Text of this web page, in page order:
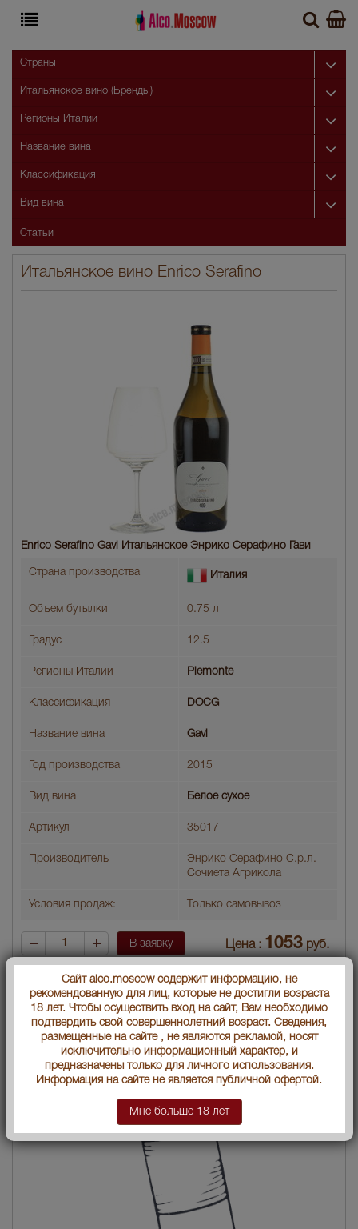
Итальянское вино Enrico Serafino
Enrico Serafino Gavi Итальянское Энрико Серафино Гави
Страна производства Италия
Объем бутылки 0.75 л
Градус 12.5
Регионы Италии Piemonte
Классификация DOCG
Название вина Gavi
Год производства 2015
Вид вина Белое сухое
Артикул 35017
Производитель
Энрико Серафино С.р.л. -
Сочиета Агрикола
Условия продаж: Только самовывоз
В заявку Цена : 1053 руб.
Страны
Итальянское вино (Бренды)
Регионы Италии
Название вина
Классификация
Вид вина
Статьи
Сайт alco.moscow содержит информацию, не
рекомендованную для лиц, которые не достигли возраста
18 лет. Чтобы осуществить вход на сайт, Вам необходимо
подтвердить свой совершеннолетний возраст. Сведения,
размещенные на сайте , не являются рекламой, носят
исключительно информационный характер, и
предназначены только для личного использования.
Информация на сайте не является публичной офертой.
Мне больше 18 лет